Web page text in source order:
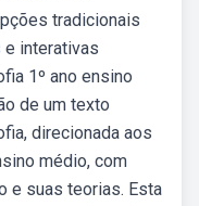
tradicionais
interativas
1º ano ensino
de um texto
direcionada aos
médio, com
e suas teorias. Esta